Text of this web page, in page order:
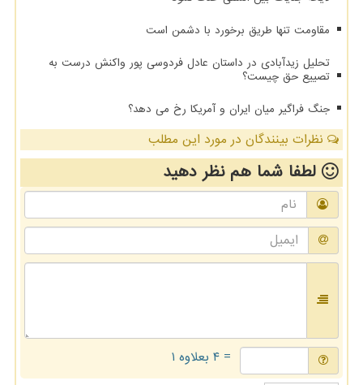
مقاومت تنها طریق برخورد با دشمن است
تحلیل زیدآبادی در داستان عادل فردوسی پور واکنش درست به
تصییع حق چیست؟
جنگ فراگیر میان ایران و آمریکا رخ می دهد؟
نظرات بینندگان در مورد این مطلب
لطفا شما همنظر دهید
= ۴ بعلاوه ۱